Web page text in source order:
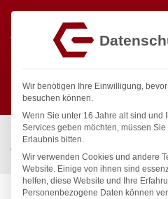
Start / Gastronomiebedarf &
Wassertechnik
Standventil
Wir benötigen Ihre Einwilligung,
besuchen können.
Wenn Sie unter 16 Jahre alt sind und
Services geben möchten, müssen
Erlaubnis bitten.
Wir verwenden Cookies und andere
Website. Einige von ihnen sind
helfen, diese Website und Ihre
Personenbezogene Daten können